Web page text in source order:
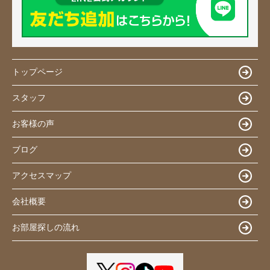
トップページ
スタッフ
お客様の声
ブログ
アクセスマップ
会社概要
お部屋探しの流れ